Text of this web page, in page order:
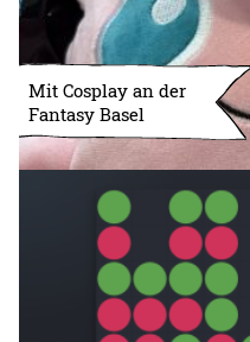
Mit Cosplay an der
Fantasy Basel